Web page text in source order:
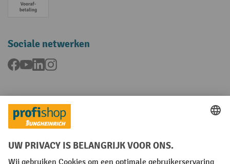
Vooruitbetaling
Sociale netwerken
Facebook
YouTubeLinkedInInstagram
Talen
FR NL